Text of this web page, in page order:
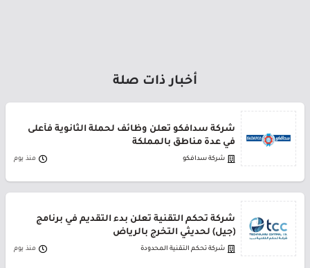
أخبار ذات صلة
شركة سدافكو تعلن وظائف لحملة الثانوية فأعلى
في عدة مناطق بالمملكة
شركة سدافكو منذ يوم
شركة تحكم التقنية تعلن بدء التقديم في برنامج
(جيل) لحديثي التخرج بالرياض
شركة تحكم التقنية المحدودة منذ يوم